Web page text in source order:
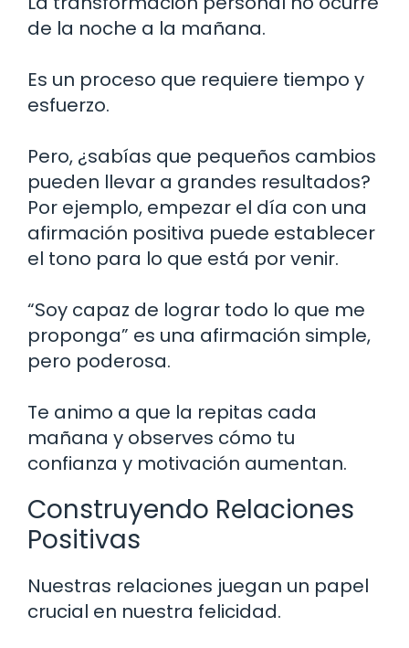
de la noche a la mañana.
Es un proceso que requiere tiempo y
esfuerzo.
Pero, ¿sabías que pequeños cambios
pueden llevar a grandes resultados?
Por ejemplo, empezar el día con una
afirmación positiva puede establecer
el tono para lo que está por venir.
“Soy capaz de lograr todo lo que me
proponga” es una afirmación simple,
pero poderosa.
Te animo a que la repitas cada
mañana y observes cómo tu
confianza y motivación aumentan.
Construyendo Relaciones
Positivas
Nuestras relaciones juegan un papel
crucial en nuestra felicidad.